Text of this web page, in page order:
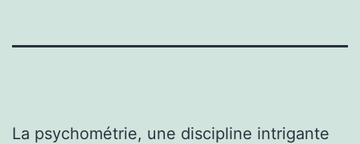
La psychométrie, une discipline intrigante